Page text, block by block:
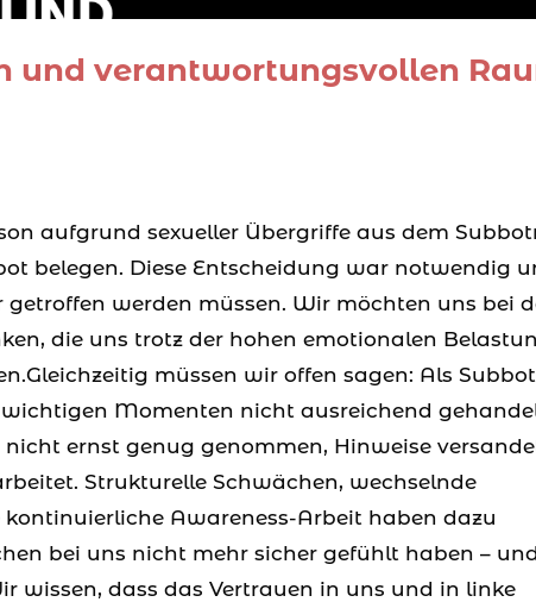
und verantwortungsvollen
aufgrund sexueller Übergriffe aus dem
belegen. Diese Entscheidung war notwendig
werden müssen. Wir möchten uns bei
die uns trotz der hohen emotionalen
müssen wir offen sagen: Als
Momenten nicht ausreichend
ernst genug genommen, Hinweise
Strukturelle Schwächen, wechselnde
Awareness-Arbeit haben dazu
bei uns nicht mehr sicher gefühlt haben – und
wissen, dass das Vertrauen in uns und in linke